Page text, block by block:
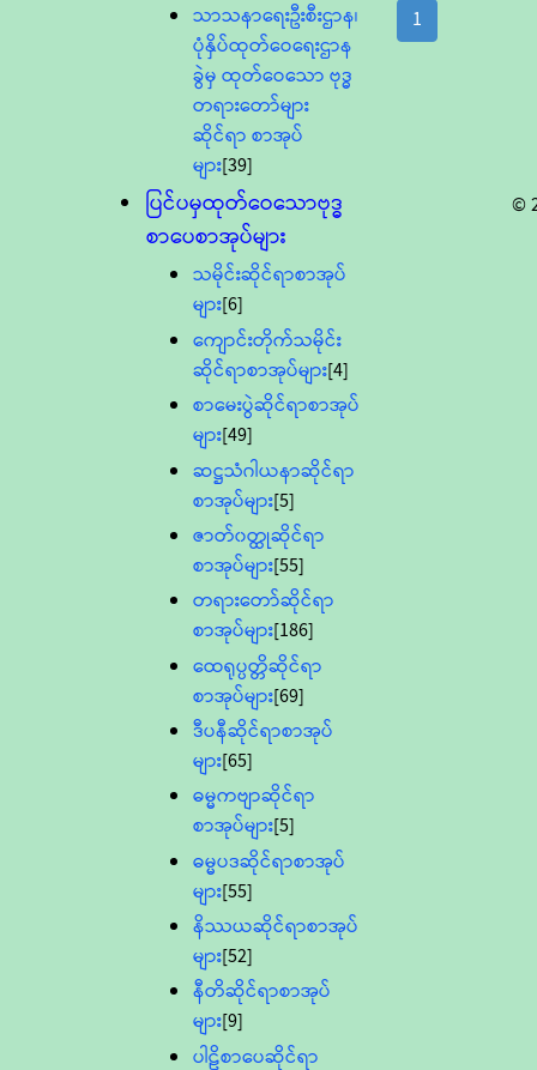
သာသနာရေးဦးစီးဌာန၊
ပုံနှိပ်ထုတ်ဝေရေးဌာန
ခွဲမှ ထုတ်ဝေသော ဗုဒ္ဓ
တရားတော်များ
ဆိုင်ရာ စာအုပ်
များ[39]
ပြင်ပမှထုတ်ဝေသောဗုဒ္ဓ
စာပေစာအုပ်များ
သမိုင်းဆိုင်ရာစာအုပ်
များ[6]
ကျောင်းတိုက်သမိုင်း
ဆိုင်ရာစာအုပ်များ[4]
စာမေးပွဲဆိုင်ရာစာအုပ်
များ[49]
ဆဋ္ဌသံဂါယနာဆိုင်ရာ
စာအုပ်များ[5]
ဇာတ်၀တ္ထုဆိုင်ရာ
စာအုပ်များ[55]
တရားတော်ဆိုင်ရာ
စာအုပ်များ[186]
ထေရုပ္ပတ္တိဆိုင်ရာ
စာအုပ်များ[69]
ဒီပနီဆိုင်ရာစာအုပ်
များ[65]
ဓမ္မကဗျာဆိုင်ရာ
စာအုပ်များ[5]
ဓမ္မပဒဆိုင်ရာစာအုပ်
များ[55]
နိဿယဆိုင်ရာစာအုပ်
များ[52]
နီတိဆိုင်ရာစာအုပ်
များ[9]
ပါဠိစာပေဆိုင်ရာ
1
©